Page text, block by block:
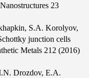
23
S.A. Korolyov,
junction cells
Metals 212 (2016)
Drozdov, E.A.